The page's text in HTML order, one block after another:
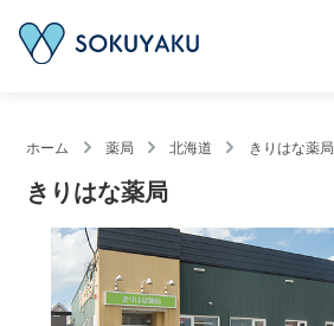
ホーム 薬局 北海道 きりはな薬局
きりはな薬局